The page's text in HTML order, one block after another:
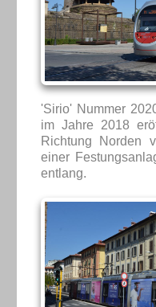
'Sirio' Nummer
im Jahre 2018
Richtung Norden
einer
entlang.